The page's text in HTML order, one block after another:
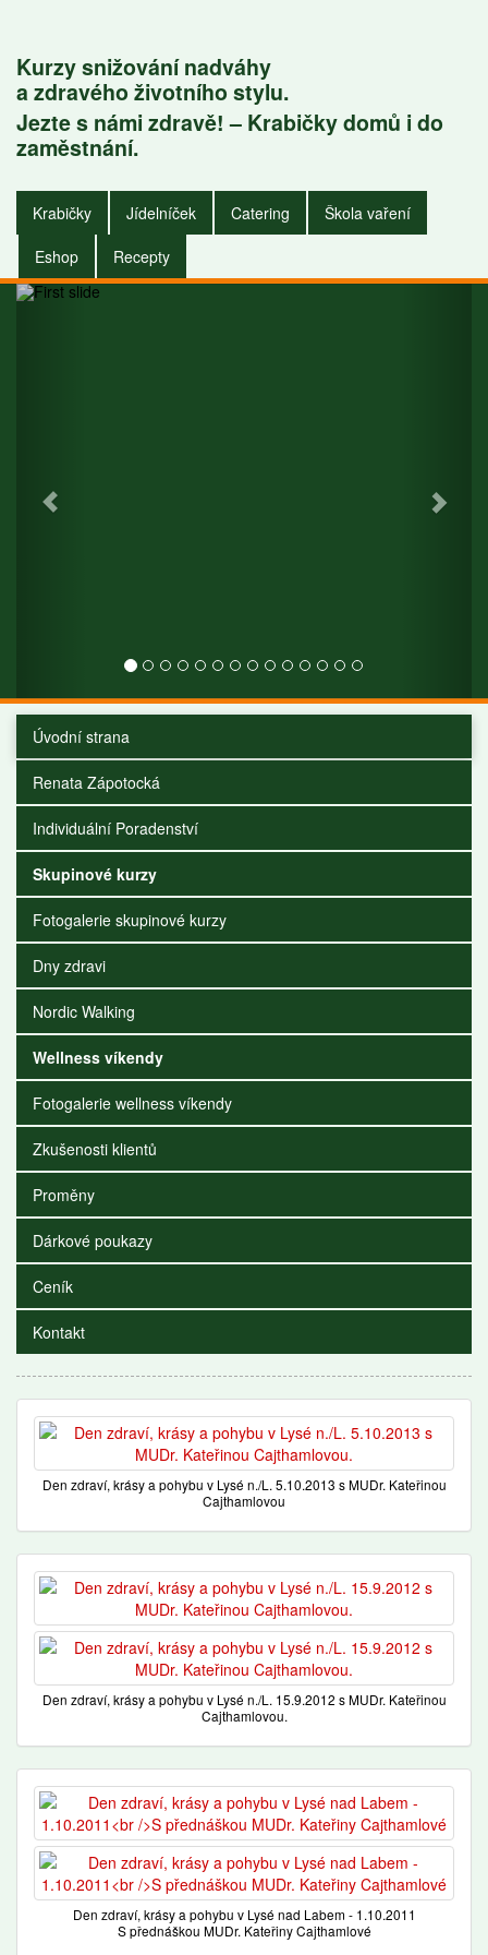
Kurzy snižování nadváhy
a zdravého životního stylu.
Jezte s námi zdravě! – Krabičky domů i do
zaměstnání.
Krabičky Jídelníček Catering
Škola vaření
Eshop
Recepty
Krabičky do
zaměstnání i do
domu.
Úvodní strana
Renata Zápotocká
Individuální Poradenství
Skupinové kurzy
Fotogalerie skupinové kurzy
Dny zdravi
Nordic Walking
Wellness víkendy
Fotogalerie wellness víkendy
Zkušenosti klientů
Proměny
Dárkové poukazy
Ceník
Kontakt
Den zdraví, krásy a pohybu v Lysé n./L. 5.10.2013 s MUDr. Kateřinou
Cajthamlovou
Den zdraví, krásy a pohybu v Lysé n./L. 15.9.2012 s MUDr. Kateřinou
Cajthamlovou.
Den zdraví, krásy a pohybu v Lysé nad Labem - 1.10.2011
S přednáškou MUDr. Kateřiny Cajthamlové